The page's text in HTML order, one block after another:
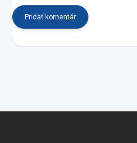
Pridať komentár